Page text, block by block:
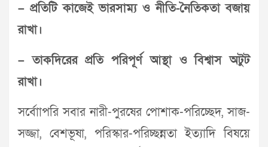
– প্রতিটি কাজেই ভারসাম্য ও নীতি-নৈতিকতা বজায়
রাখা।
– তাকদিরের প্রতি পরিপূর্ণ আস্থা ও বিশ্বাস অটুট
রাখা।
সর্বোাপরি সবার নারী-পুরষের পোশাক-পরিচ্ছেদ, সাজ-
সজ্জা, বেশভূষা, পরিস্কার-পরিচ্ছন্নতা ইত্যাদি বিষয়ে